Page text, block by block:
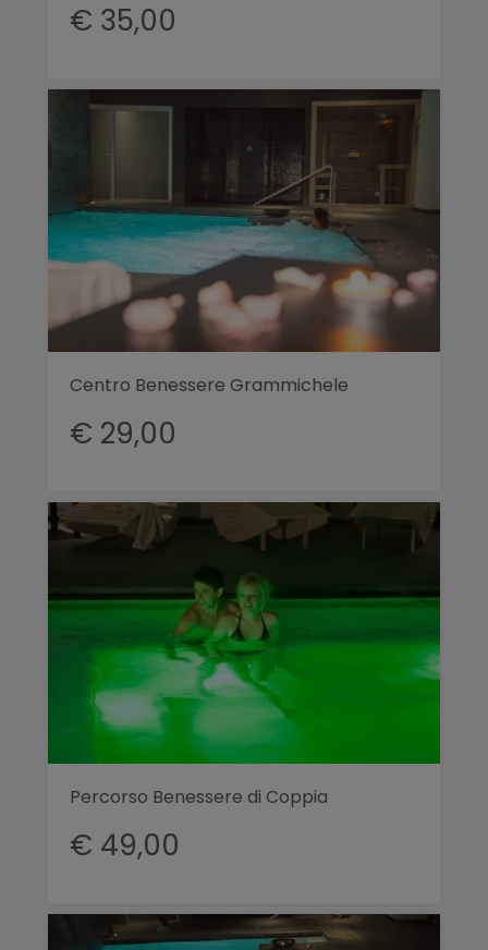
€ 35,00
Centro Benessere Grammichele
€ 29,00
Percorso Benessere di Coppia
€ 49,00